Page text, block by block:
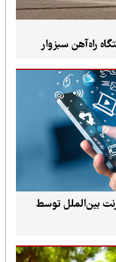
اینترنت بین‌الملل توسط